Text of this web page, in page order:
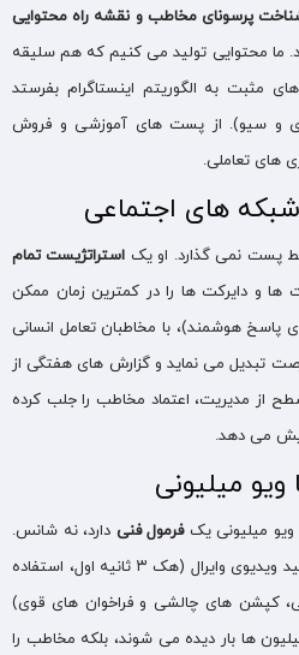
شناخت پرسونای مخاطب و نقشه راه محتوایی
محتوایی تولید می کنیم که هم سلیقه
مثبت به الگوریتم اینستاگرام بفرستد
و سیو). از پست های آموزشی و فروش
های تعاملی.
پست نمی گذارد. او یک استراتژیست تمام
و دایرکت ها را در کمترین زمان ممکن
پاسخ هوشمند)، با مخاطبان تعامل انسانی
تبدیل می نماید و گزارش های هفتگی از
از مدیریت، اعتماد مخاطب را جلب کرده
می دهد.
ویو میلیونی یکفرمول فنی دارد، نه شانس.
ما با تکیه بر اصول کهنه نشدنی تولید ویدیوی وایرال (هک ۳ ثانیه اول، استفاده
کپشن های چالشی و فراخوان های قوی)
ها بار دیده می شوند، بلکه مخاطب را